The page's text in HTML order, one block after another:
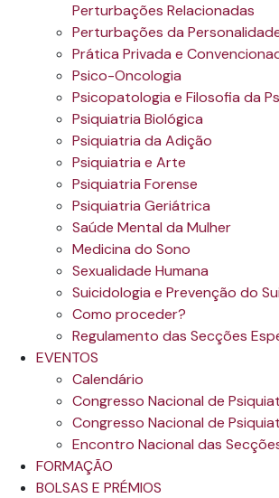
Perturbações Relacionadas
Perturbações da
Prática Privada e
Psico-Oncologia
Psicopatologia e Filosofia da
Psiquiatria Biológica
Psiquiatria da Adição
Psiquiatria e Arte
Psiquiatria Forense
Psiquiatria Geriátrica
Saúde Mental da Mulher
Medicina do Sono
Sexualidade Humana
Suicidologia e Prevenção do
Como proceder?
Regulamento das Secções
EVENTOS
Calendário
Congresso Nacional de
Congresso Nacional de
Encontro Nacional das
FORMAÇÃO
BOLSAS E PRÉMIOS